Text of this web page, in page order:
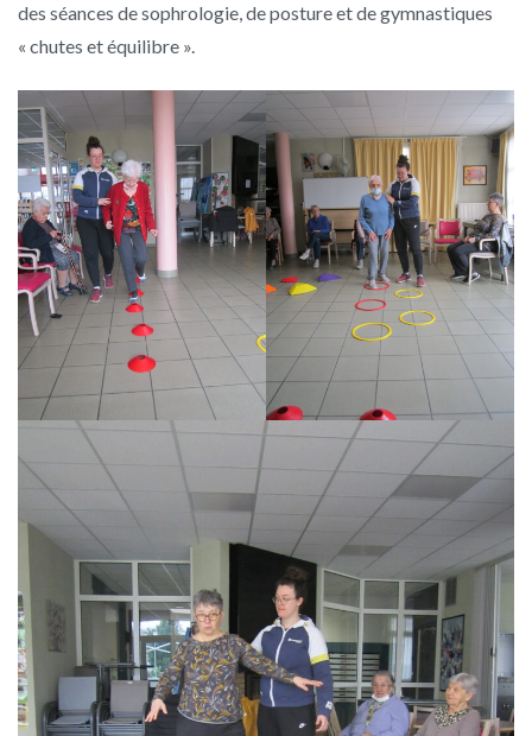
des séances de sophrologie, de posture et de gymnastiques
« chutes et équilibre ».